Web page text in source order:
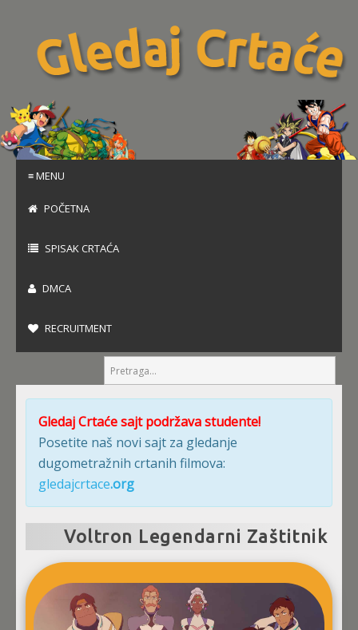
≡ MENU
POČETNA
SPISAK CRTAĆA
DMCA
RECRUITMENT
Gledaj Crtaće sajt podržava studente!
Posetite naš novi sajt za gledanje
dugometražnih crtanih filmova:
gledajcrtace.org
Voltron Legendarni Zaštitnik